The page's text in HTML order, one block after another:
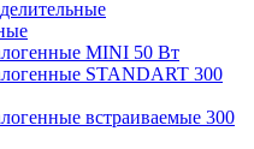
MINI 50 Вт
STANDART 300
встраиваемые 300